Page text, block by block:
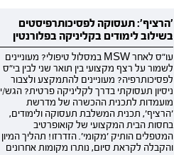
'הרציף': תעסוקה לפסיכותרפיסטים
בשילוב לימודים בקליניקה בפלורנטין
עו"ס לאחר MSW במסלול טיפולי? מעוניינים
לשמור על רצף מקצועי בין תואר שני לבין בי"ס
לפסיכותרפיה? מעוניינים להתמקצע ולצבור
ניסיון תעסוקתי בדרך לקליניקה פרטית? הגש/י
מועמדות לתכנית ההכשרה של מדרשת
'הרציף', תכנית המשלבת תעסוקה ולימודים,
בחסות הבית המקצועי של קואופרטיב
המטפלים הותיק 'מקומי'. הזדרזו! תהליך המיון
והקבלה לקראת סיום, נותרו מקומות אחרונים